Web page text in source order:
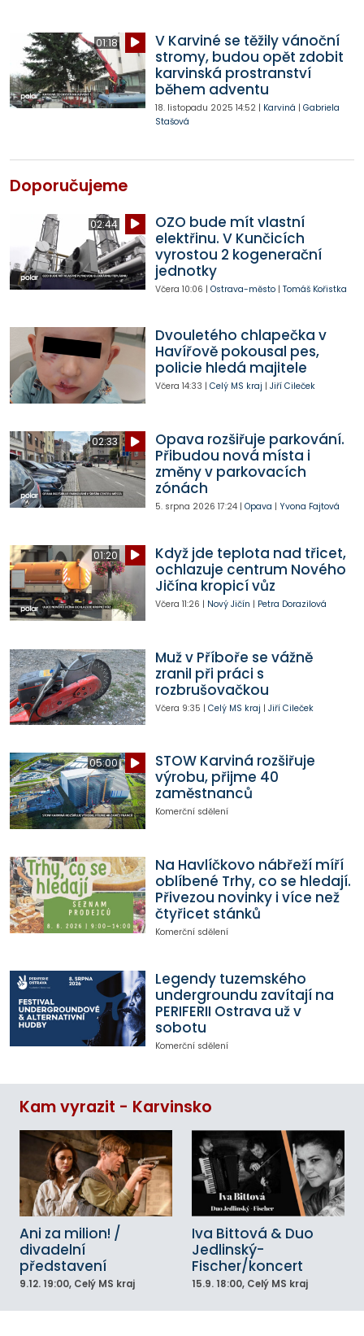
01:18
V Karviné se těžily vánoční
stromy, budou opět zdobit
karvinská prostranství
během adventu
18. listopadu 2025 14:52| Karviná | Gabriela
Stašová
Doporučujeme
02:44
OZO bude mít vlastní
elektřinu. V Kunčicích
vyrostou 2 kogenerační
jednotky
Včera 10:06 | Ostrava-město| Tomáš Kořistka
Dvouletého chlapečka v
Havířově pokousal pes,
policie hledá majitele
Včera 14:33 | Celý MS kraj | Jiří Cileček
02:33
Opava rozšiřuje parkování.
Přibudou nová místa i
změny v parkovacích
zónách
5. srpna 2026 17:24| Opava | Yvona Fajtová
01:20
Když jde teplota nad třicet,
ochlazuje centrum Nového
Jičína kropicí vůz
Včera 11:26 | Nový Jičín | Petra Dorazilová
Muž v Příboře se vážně
zranil při práci s
rozbrušovačkou
Včera 9:35 | Celý MS kraj | Jiří Cileček
05:00
STOW Karviná rozšiřuje
výrobu, přijme 40
zaměstnanců
Komerční sdělení
Na Havlíčkovo nábřeží míří
oblíbené Trhy, co se hledají.
Přivezou novinky i více než
čtyřicet stánků
Komerční sdělení
Legendy tuzemského
undergroundu zavítají na
PERIFERII Ostrava už v
sobotu
Komerční sdělení
Kam vyrazit - Karvinsko
Ani za milion! /
divadelní
představení
9.12. 19:00, Celý MS kraj
Iva Bittová & Duo
Jedlinský-
Fischer/koncert
15.9. 18:00, Celý MS kraj